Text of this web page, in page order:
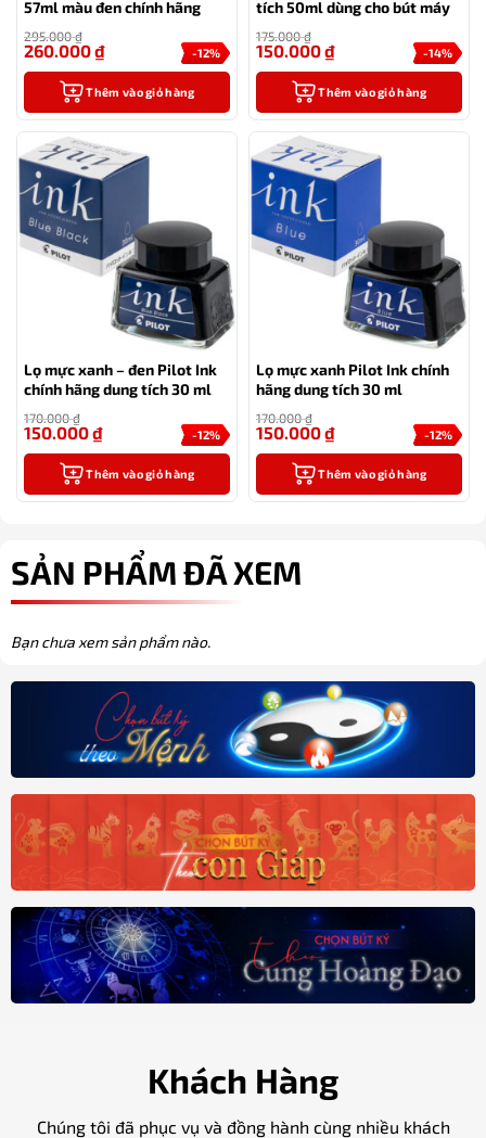
57ml màu đen chính hãng
295.000₫
-12%
260.000₫
Thêm vào giỏ hàng
tích 50ml dùng cho bút máy
175.000₫
-14%
150.000₫
Thêm vào giỏ hàng
Lọ mực xanh – đen Pilot Ink
chính hãng dung tích 30 ml
170.000₫
-12%
150.000₫
Thêm vào giỏ hàng
Lọ mực xanh Pilot Ink chính
hãng dung tích 30 ml
170.000₫
-12%
150.000₫
Thêm vào giỏ hàng
SẢN PHẨM ĐÃ XEM
Bạn chưa xem sản phẩm nào.
Khách Hàng
Chúng tôi đã phục vụ và đồng hành cùng nhiều khách